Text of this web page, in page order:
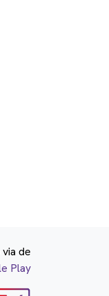
de
Play